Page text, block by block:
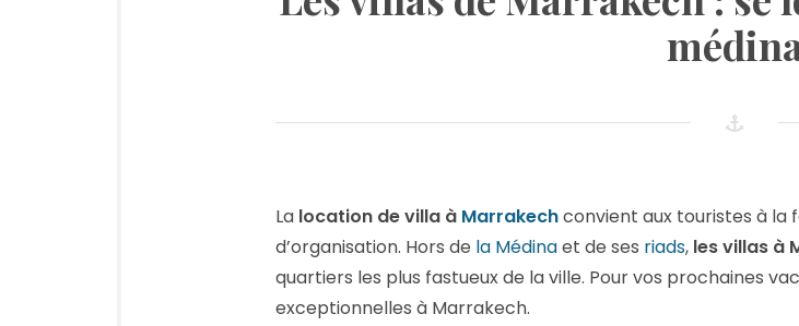
La location de villa à Marrakechconvient aux touristes à la
d’organisation. Hors de la Médinaet de ses riads, les villas à
quartiers les plus fastueux de la ville. Pour vos prochaines
exceptionnelles à Marrakech.